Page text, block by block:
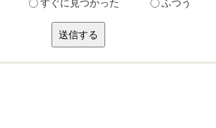
すぐに見つかった ふつう